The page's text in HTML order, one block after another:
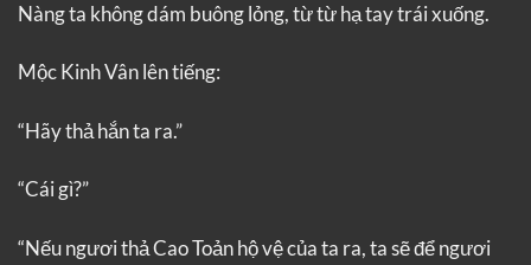
Nàng ta không dám buông lỏng, từ từ hạ tay trái xuống.
Mộc Kinh Vân lên tiếng:
“Hãy thả hắn ta ra.”
“Cái gì?”
“Nếu ngươi thả Cao Toản hộ vệ của ta ra, ta sẽ để ngươi